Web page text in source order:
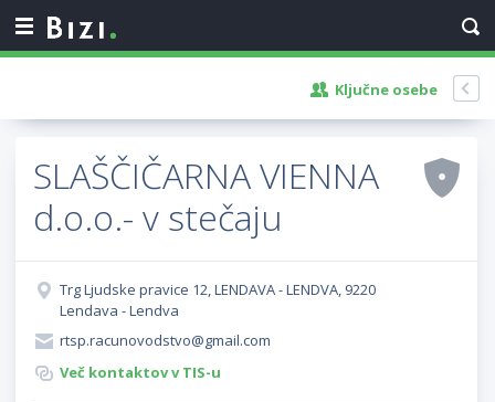
Ključne osebe
SLAŠČIČARNA VIENNA
d.o.o.- v stečaju
Trg Ljudske pravice 12, LENDAVA - LENDVA, 9220
Lendava - Lendva
rtsp.racunovodstvo@gmail.com
Več kontaktov v TIS-u